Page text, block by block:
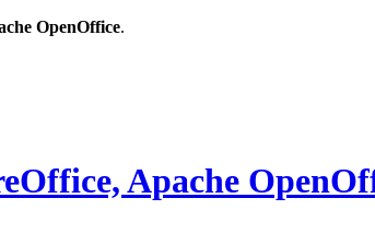
OpenOffice.
Apache